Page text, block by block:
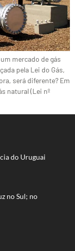
mercado de gás
pela Lei do Gás,
será diferente? Em
natural (Lei nº
do Uruguai
no Sul; no